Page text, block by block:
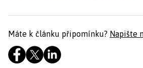
Máte k článku připomínku? Napište